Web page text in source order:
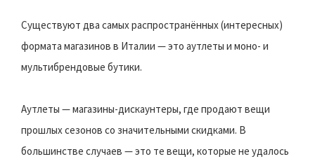
Существуют два самых распространённых (интересных)
формата магазинов в Италии — это аутлеты и моно- и
мультибрендовые бутики.
Аутлеты — магазины-дискаунтеры, где продают вещи
прошлых сезонов со значительными скидками. В
большинстве случаев — это те вещи, которые не удалось